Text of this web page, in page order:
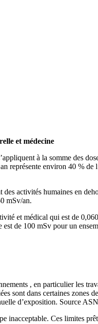
et médecine
à la somme des
représente environ 40 %
activités humaines en
mSv/an.
et médical qui est de
de 100 mSv pour un
, en particulier les
sont dans certaines zones
d’exposition. Source ASN
inacceptable. Ces limites